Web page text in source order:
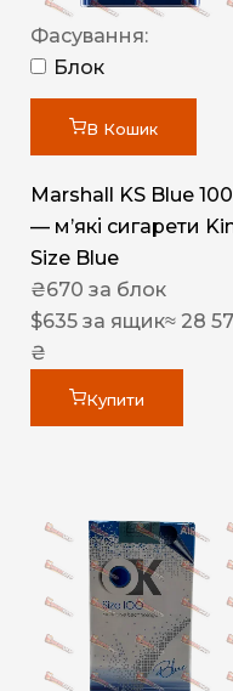
Фасування:
Блок
В Кошик
Marshall KS Blue
— м’які сигарети
Size Blue
₴670 за блок
$635 за ящик≈ 28
₴
Купити